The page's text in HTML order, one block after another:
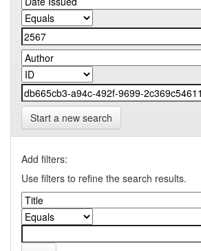
Start a new search
Add filters:
Use filters to refine the search results.